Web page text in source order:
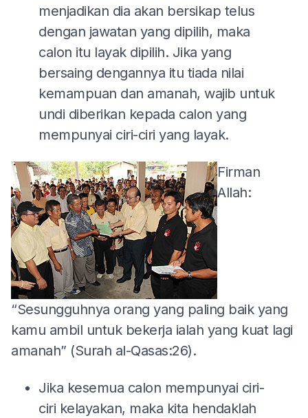
menjadikan dia akan bersikap telus
dengan jawatan yang dipilih, maka
calon itu layak dipilih. Jika yang
bersaing dengannya itu tiada nilai
kemampuan dan amanah, wajib untuk
undi diberikan kepada calon yang
mempunyai ciri-ciri yang layak.
Firman
Allah:
“Sesungguhnya orang yang paling baik yang
kamu ambil untuk bekerja ialah yang kuat lagi
amanah” (Surah al-Qasas:26).
Jika kesemua calon mempunyai ciri-
ciri kelayakan, maka kita hendaklah